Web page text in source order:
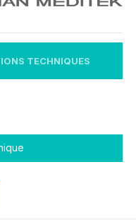
TECHNIQUES